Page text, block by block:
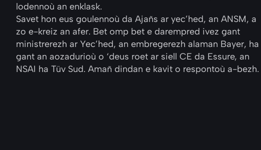
lodennoù an enklask.
Savet hon eus goulennoù da Ajañs ar yec’hed, an ANSM, a
zo e-kreiz an afer. Bet omp bet e darempred ivez gant
ministrerezh ar Yec’hed, an embregerezh alaman Bayer, ha
gant an aozadurioù o ‘deus roet ar siell CE da Essure, an
NSAI ha Tüv Sud. Amañ dindan e kavit o respontoù a-bezh.